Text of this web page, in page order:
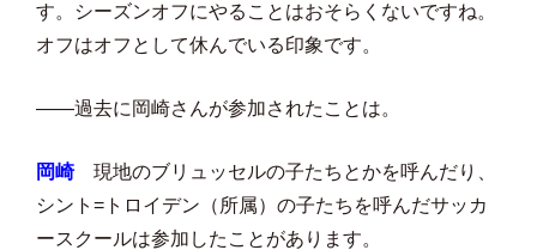
す。シーズンオフにやることはおそらくないですね。
オフはオフとして休んでいる印象です。
――過去に岡崎さんが参加されたことは。
岡崎現地のブリュッセルの子たちとかを呼んだり、
シント=トロイデン（所属）の子たちを呼んだサッカ
ースクールは参加したことがあります。